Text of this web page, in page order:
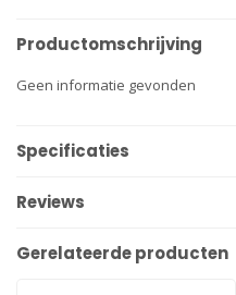
Productomschrijving
Geen informatie gevonden
Specificaties
Reviews
Gerelateerde producten